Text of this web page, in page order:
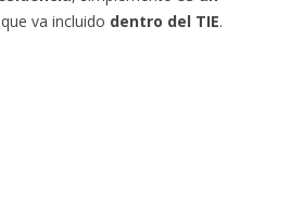
que va incluido dentro del TIE.